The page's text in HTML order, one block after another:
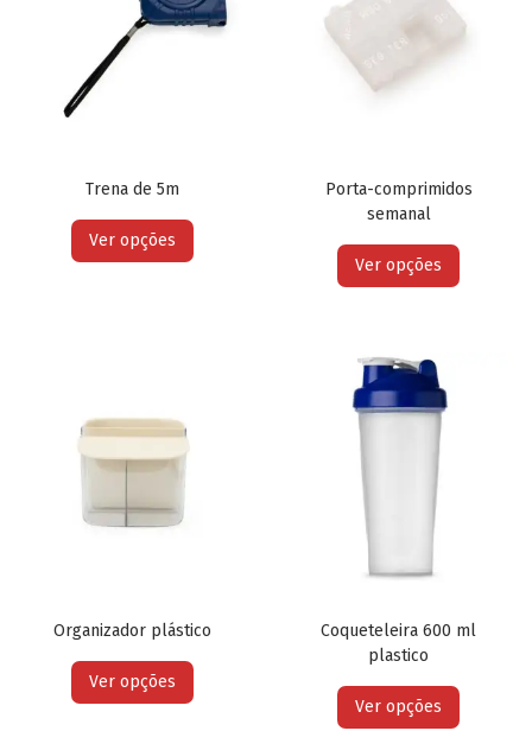
Trena de 5m
Ver opções
Porta-comprimidos
semanal
Ver opções
Organizador plástico
Ver opções
Coqueteleira 600 ml
plastico
Ver opções